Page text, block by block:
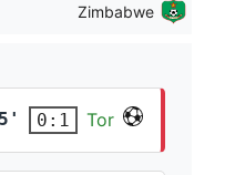
Zimbabwe
0:1 Tor